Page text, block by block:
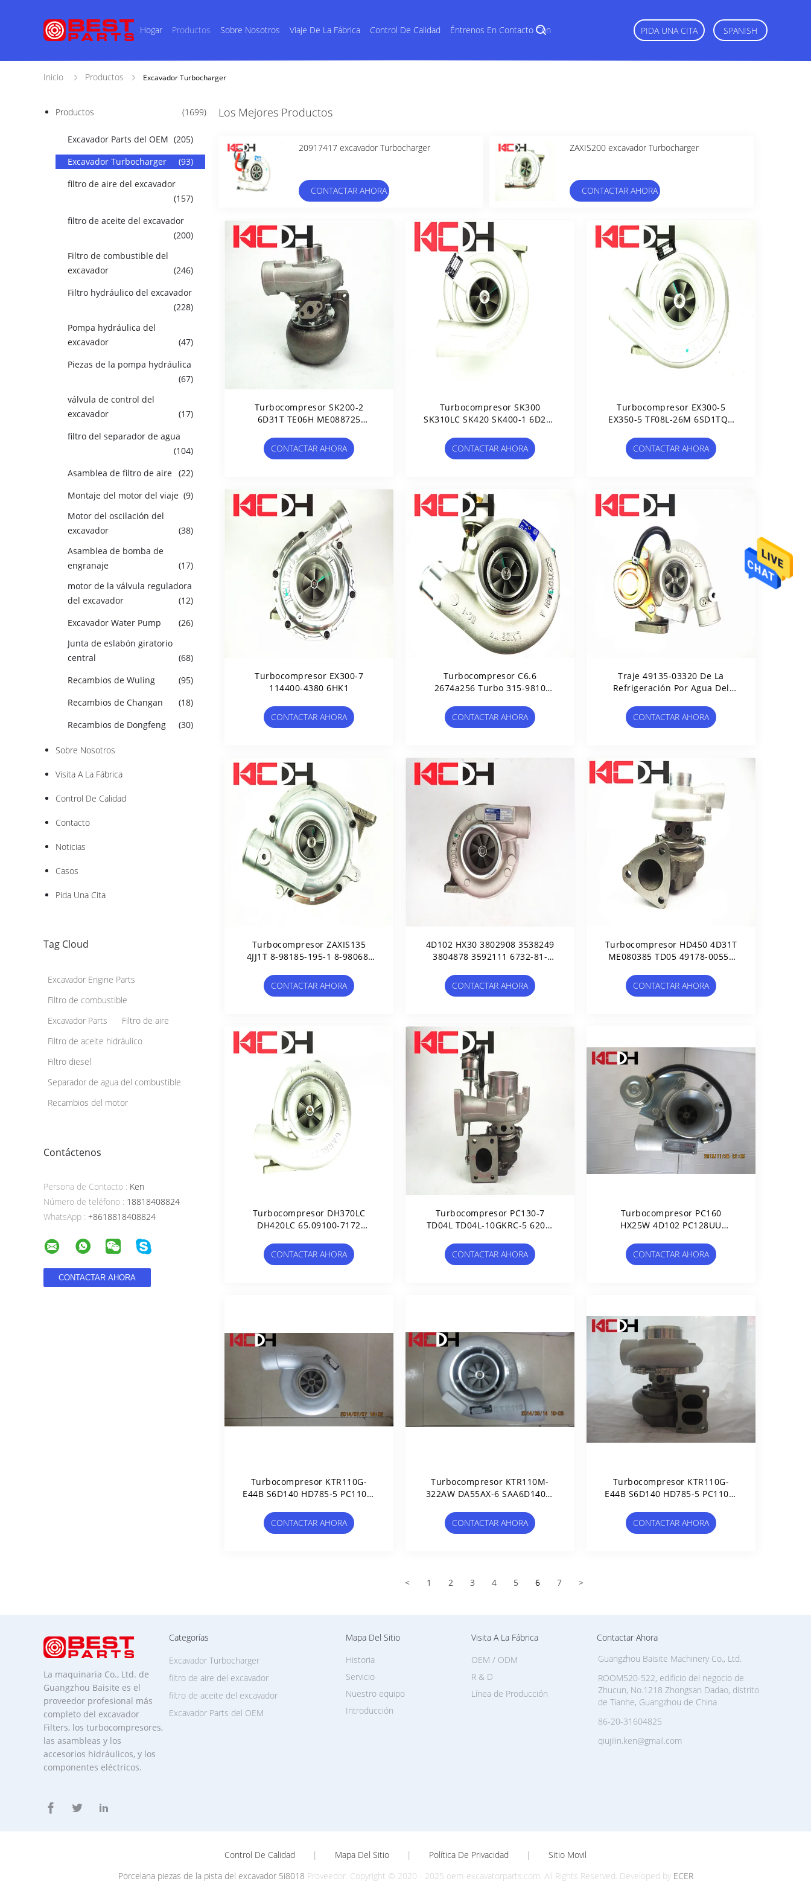
Hogar Productos Sobre Nosotros Viaje De La Fábrica Control De Calidad Éntrenos En Contacto Con PIDA UNA CITA SPANISH
Inicio Productos Excavador Turbocharger
Productos (1699)
Excavador Parts del OEM (205)
Excavador Turbocharger
(93)
filtro de aire del excavador
(157)
filtro de aceite del excavador
(200)
Filtro de combustible del
excavador
(246)
Filtro hydráulico del excavador
(228)
Pompa hydráulica del
excavador
(47)
Piezas de la pompa hydráulica
(67)
válvula de control del
excavador
(17)
filtro del separador de agua
(104)
Asamblea de filtro de aire (22)
Montaje del motor del viaje (9)
Motor del oscilación del
excavador
(38)
Asamblea de bomba de
engranaje
(17)
motor de la válvula reguladora
del excavador
(12)
Excavador Water Pump
(26)
Junta de eslabón giratorio
central
(68)
Recambios de Wuling
(95)
Recambios de Changan
(18)
Recambios de Dongfeng
(30)
Sobre Nosotros
Visita A La Fábrica
Control De Calidad
Contacto
Noticias
Casos
Pida Una Cita
Tag Cloud
Excavador Engine Parts
Filtro de combustible
Excavador Parts
Filtro de aire
Filtro de aceite hidráulico
Filtro diesel
Separador de agua del combustible
Recambios del motor
Contáctenos
Persona de Contacto : Ken
Número de teléfono : 18818408824
WhatsApp : +8618818408824
Los Mejores Productos
20917417 excavador Turbocharger
CONTACTAR AHORA
ZAXIS200 excavador Turbocharger
CONTACTAR AHORA
Turbocompresor SK200-2
6D31T TE06H ME088725
CONTACTAR AHORA
Turbocompresor SK300
SK310LC SK420 SK400-1 6D22T
49174-00566 ME157416
49174-00680
CONTACTAR AHORA
Turbocompresor EX300-5
EX350-5 TF08L-26M 6SD1TQA
CONTACTAR AHORA
Turbocompresor EX300-7
114400-4380 6HK1
CONTACTAR AHORA
Turbocompresor C6.6
2674a256 Turbo 315-9810
CONTACTAR AHORA
Traje 49135-03320 De La
Refrigeración Por Agua Del
4M40 Del 307D
CONTACTAR AHORA
Turbocompresor ZAXIS135
4JJ1T 8-98185-195-1 8-98068-
CONTACTAR AHORA
4D102 HX30 3802908 3538249
3804878 3592111 6732-81-
3804963 3590022
CONTACTAR AHORA
Turbocompresor HD450 4D31T
ME080385 TD05 49178-00550
00500
CONTACTAR AHORA
Turbocompresor DH370LC
DH420LC 65.09100-7172
CONTACTAR AHORA
Turbocompresor PC130-7
TD04L TD04L-10GKRC-5 6208-
01610
CONTACTAR AHORA
Turbocompresor PC160
HX25W 4D102 PC128UU
3599355 3599356
CONTACTAR AHORA
Turbocompresor KTR110G-
E44B S6D140 HD785-5 PC1100-
6505-51-5032 6505-52-5540
CONTACTAR AHORA
Turbocompresor KTR110M-
322AW DA55AX-6 SAA6D140E-
6505-65-5091 SAA6D140E-5
CONTACTAR AHORA
Turbocompresor KTR110G-
E44B S6D140 HD785-5 PC1100-
6505-51-5032 6505-52-5540
CONTACTAR AHORA
< 1 2 3 4 5 6 7 >
La maquinaria Co., Ltd. de
Guangzhou Baisite es el
proveedor profesional más
completo del excavador
Filters, los turbocompresores,
las asambleas y los
accesorios hidráulicos, y los
componentes eléctricos.
Categorías
Excavador Parts del OEM
Excavador Turbocharger
filtro de aire del excavador
filtro de aceite del excavador
Mapa Del Sitio
Introducción
Historia
Servicio
Nuestro equipo
Visita A La Fábrica
Línea de Producción
OEM / ODM
R & D
Contactar Ahora
Guangzhou Baisite Machinery Co., Ltd.
ROOM520-522, edificio del negocio de
Zhucun, No.1218 Zhongsan Dadao, distrito
de Tianhe, Guangzhou de China
86-20-31604825
qiujilin.ken@gmail.com
Control De Calidad | Mapa Del Sitio | Política De Privacidad |
Sitio Movil
Porcelana piezas de la pista del excavador 5i8018 Proveedor. Copyright © 2020 - 2025 oem-excavatorparts.com. All Rights Reserved. Developed by ECER